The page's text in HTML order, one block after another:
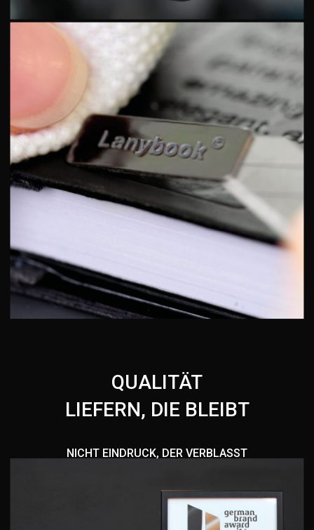
QUALITÄT
LIEFERN, DIE BLEIBT
NICHT EINDRUCK, DER VERBLASST